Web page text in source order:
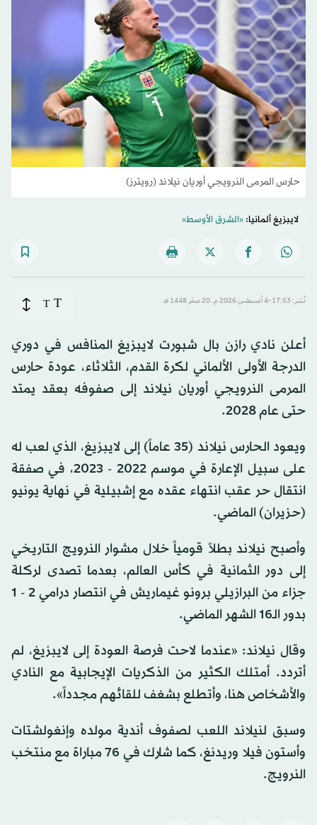
حارس المرمى النرويجي أوريان نيلاند (رويترز)
لايبزيغ ألمانيا:«الشرق الأوسط»
نُشر: 17:53-4 أغسطس 2026 م ـ 20 صفَر 1448 هـ T
T
أعلن نادي رازن بال شبورت لايبزيغ المنافس في دوري
الدرجة الأولى الألماني لكرة القدم، الثلاثاء، عودة حارس
المرمى النرويجي أوريان نيلاند إلى صفوفه بعقد يمتد
حتى عام 2028.
ويعود الحارس نيلاند (35 عاماً) إلى لايبزيغ، الذي لعب له
على سبيل الإعارة في موسم 2022 - 2023، في صفقة
انتقال حر عقب انتهاء عقده مع إشبيلية في نهاية يونيو
(حزيران) الماضي.
وأصبح نيلاند بطلاً قومياً خلال مشوار النرويج التاريخي
إلى دور الثمانية في كأس العالم، بعدما تصدى لركلة
جزاء من البرازيلي برونو غيماريش في انتصار درامي 2 - 1
بدور الـ16 الشهر الماضي.
وقال نيلاند: «عندما لاحت فرصة العودة إلى لايبزيغ، لم
أتردد. أمتلك الكثير من الذكريات الإيجابية مع النادي
والأشخاص هنا، وأتطلع بشغف للقائهم مجدداً».
وسبق لنيلاند اللعب لصفوف أندية مولده وإنغولشتات
وأستون فيلا وريدنغ، كما شارك في 76 مباراة مع منتخب
النرويج.